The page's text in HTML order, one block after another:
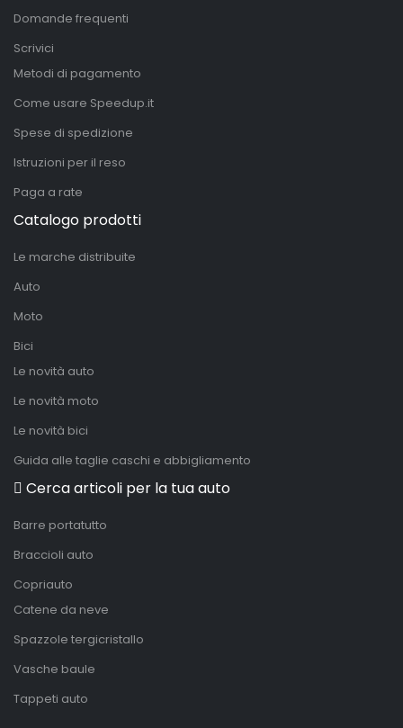
Domande frequenti
Scrivici
Metodi di pagamento
Come usare Speedup.it
Spese di spedizione
Istruzioni per il reso
Paga a rate
Catalogo prodotti
Le marche distribuite
Auto
Moto
Bici
Le novità auto
Le novità moto
Le novità bici
Guida alle taglie caschi e abbigliamento
Cerca articoli per la tua auto
Barre portatutto
Braccioli auto
Copriauto
Catene da neve
Spazzole tergicristallo
Vasche baule
Tappeti auto